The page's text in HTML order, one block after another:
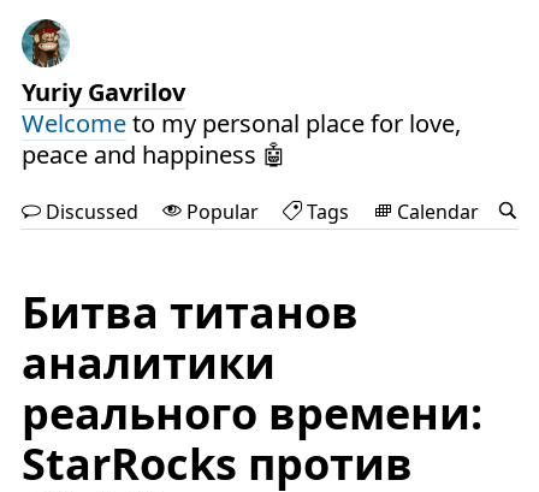
Yuriy Gavrilov
Welcometo my personal place for love,
peace and happiness 🤖
Discussed Popular Tags Calendar
Битва титанов
аналитики
реального времени:
StarRocks против